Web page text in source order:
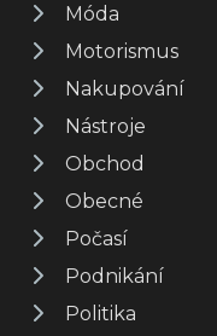
Móda
Motorismus
Nakupování
Nástroje
Obchod
Obecné
Počasí
Podnikání
Politika